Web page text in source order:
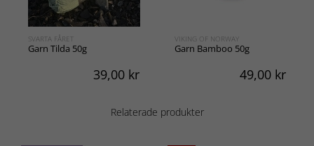
SVARTA FÅRET
Garn Tilda 50g
39,00 kr
VIKING OF NORWAY
Garn Bamboo 50g
49,00 kr
Relaterade produkter